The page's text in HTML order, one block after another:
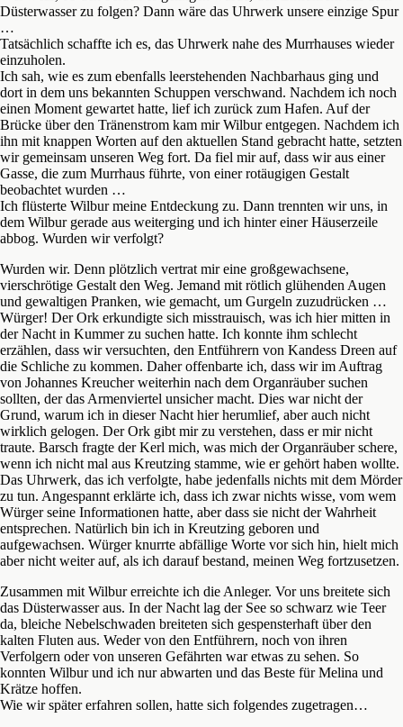
Düsterwasser zu folgen? Dann wäre das Uhrwerk unsere einzige Spur
…
Tatsächlich schaffte ich es, das Uhrwerk nahe des Murrhauses wieder
einzuholen.
Ich sah, wie es zum ebenfalls leerstehenden Nachbarhaus ging und
dort in dem uns bekannten Schuppen verschwand. Nachdem ich noch
einen Moment gewartet hatte, lief ich zurück zum Hafen. Auf der
Brücke über den Tränenstrom kam mir Wilbur entgegen. Nachdem ich
ihn mit knappen Worten auf den aktuellen Stand gebracht hatte, setzten
wir gemeinsam unseren Weg fort. Da fiel mir auf, dass wir aus einer
Gasse, die zum Murrhaus führte, von einer rotäugigen Gestalt
beobachtet wurden …
Ich flüsterte Wilbur meine Entdeckung zu. Dann trennten wir uns, in
dem Wilbur gerade aus weiterging und ich hinter einer Häuserzeile
abbog. Wurden wir verfolgt?
Wurden wir. Denn plötzlich vertrat mir eine großgewachsene,
vierschrötige Gestalt den Weg. Jemand mit rötlich glühenden Augen
und gewaltigen Pranken, wie gemacht, um Gurgeln zuzudrücken …
Würger! Der Ork erkundigte sich misstrauisch, was ich hier mitten in
der Nacht in Kummer zu suchen hatte. Ich konnte ihm schlecht
erzählen, dass wir versuchten, den Entführern von Kandess Dreen auf
die Schliche zu kommen. Daher offenbarte ich, dass wir im Auftrag
von Johannes Kreucher weiterhin nach dem Organräuber suchen
sollten, der das Armenviertel unsicher macht. Dies war nicht der
Grund, warum ich in dieser Nacht hier herumlief, aber auch nicht
wirklich gelogen. Der Ork gibt mir zu verstehen, dass er mir nicht
traute. Barsch fragte der Kerl mich, was mich der Organräuber schere,
wenn ich nicht mal aus Kreutzing stamme, wie er gehört haben wollte.
Das Uhrwerk, das ich verfolgte, habe jedenfalls nichts mit dem Mörder
zu tun. Angespannt erklärte ich, dass ich zwar nichts wisse, vom wem
Würger seine Informationen hatte, aber dass sie nicht der Wahrheit
entsprechen. Natürlich bin ich in Kreutzing geboren und
aufgewachsen. Würger knurrte abfällige Worte vor sich hin, hielt mich
aber nicht weiter auf, als ich darauf bestand, meinen Weg fortzusetzen.
Zusammen mit Wilbur erreichte ich die Anleger. Vor uns breitete sich
das Düsterwasser aus. In der Nacht lag der See so schwarz wie Teer
da, bleiche Nebelschwaden breiteten sich gespensterhaft über den
kalten Fluten aus. Weder von den Entführern, noch von ihren
Verfolgern oder von unseren Gefährten war etwas zu sehen. So
konnten Wilbur und ich nur abwarten und das Beste für Melina und
Krätze hoffen.
Wie wir später erfahren sollen, hatte sich folgendes zugetragen…